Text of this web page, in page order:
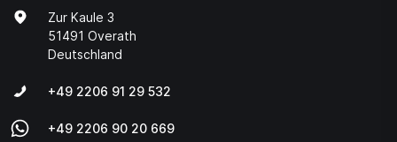
Zur Kaule 3
51491 Overath
Deutschland
+49 2206 91 29 532
+49 2206 90 20 669